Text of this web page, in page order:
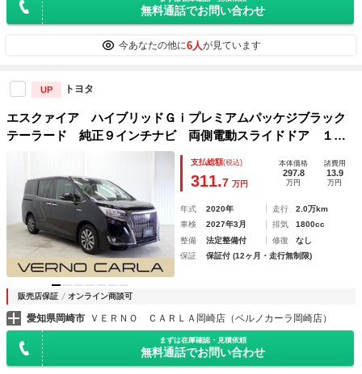
無料通話でお問い合わせ
今あなたの他に6人が見ています
UP トヨタ
エスクァイア ハイブリッドＧｉプレミアムパッケジブラック
テーラード 純正９インチナビ 両側電動スライドドア １２
インチ後席モニター 障害物センサー シートヒーター ＬＥ
Ｄライト スマートキー 純正ＡＷ バックカメラ フルセ
グ Ｂｌｕｅｔｏｏｔｈ ＥＴＣ ドラレコ
支払総額(税込)
311.7 万円
本体価格
297.8
万円
諸費用
13.9
万円
年式 2020年 走行
2.0万km
車検
2027年3月 排気
1800cc
整備
法定整備付 修復
なし
保証
保証付 (12ヶ月・走行無制限)
販売店保証 オンライン商談可
愛知県岡崎市 ＶＥＲＮＯ ＣＡＲＬＡ岡崎店（ベルノカーラ岡崎店）
まずは在庫確認・見積依頼
無料通話でお問い合わせ